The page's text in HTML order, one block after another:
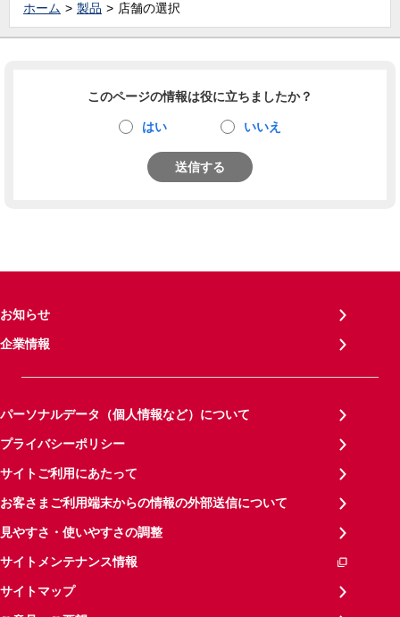
ホーム 製品 店舗の選択
このページの情報は役に立ちましたか？
はい いいえ
送信する
お知らせ
企業情報
パーソナルデータ（個人情報など）について
プライバシーポリシー
サイトご利用にあたって
お客さまご利用端末からの情報の外部送信について
見やすさ・使いやすさの調整
サイトメンテナンス情報
サイトマップ